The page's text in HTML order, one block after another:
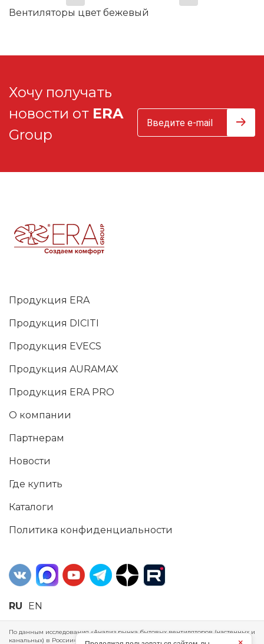
Вентиляторы цвет бежевый
Хочу получать
новости от ERA
Group
Продукция ERA
Продукция DICITI
Продукция EVECS
Продукция AURAMAX
Продукция ERA PRO
О компании
Партнерам
Новости
Где купить
Каталоги
Политика конфиденциальности
RU EN
По данным исследования «Анализ рынка бытовых вентиляторов (настенных и
канальных) в России», проведенного Агентством маркетинговых